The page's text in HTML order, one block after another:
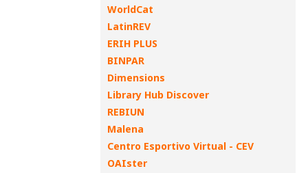
WorldCat
LatinREV
ERIH PLUS
BINPAR
Dimensions
Library Hub Discover
REBIUN
Malena
Centro Esportivo Virtual - CEV
OAIster